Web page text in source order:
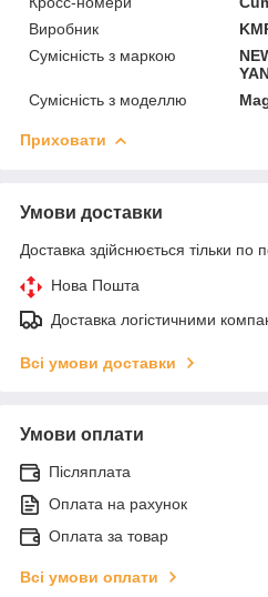
Виробник
Сумісність з маркою
Сумісність з моделлю
Приховати
Умови доставки
Доставка здійснюється тільки по
Нова Пошта
Доставка логістичними
Всі умови доставки
Умови оплати
Післяплата
Оплата на рахунок
Оплата за товар
Всі умови оплати